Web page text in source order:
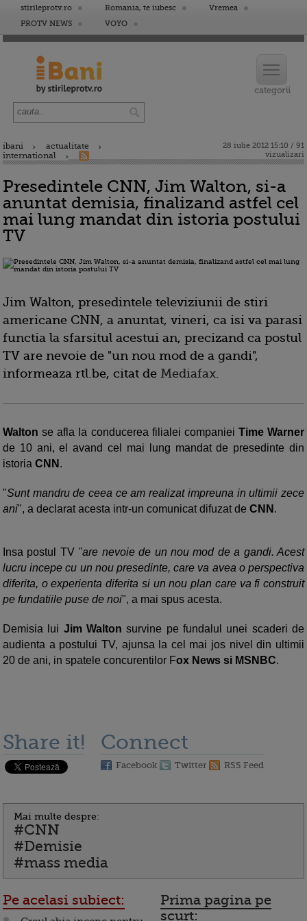
stirileprotv.ro Romania, te iubesc
Vremea
PROTV NEWS
VOYO
ibani
actualitate
international
28 iulie 2012 15:10 / 91
vizualizari
Presedintele CNN, Jim Walton, si-a
anuntat demisia, finalizand astfel cel
mai lung mandat din istoria postului
TV
Jim Walton, presedintele televiziunii de stiri
americane CNN, a anuntat, vineri, ca isi va parasi
functia la sfarsitul acestui an, precizand ca postul
TV are nevoie de "un nou mod de a gandi",
informeaza rtl.be, citat de Mediafax.
Walton se afla la conducerea filialei companiei Time Warner
de 10 ani, el avand cel mai lung mandat de presedinte din
istoria CNN .
"Sunt mandru de ceea ce am realizat impreuna in ultimii zece
ani", a declarat acesta intr-un comunicat difuzat de CNN .
Insa postul TV "are nevoie de un nou mod de a gandi. Acest
lucru incepe cu un nou presedinte, care va avea o perspectiva
diferita, o experienta diferita si un nou plan care va fi construit
pe fundatiile puse de noi", a mai spus acesta.
Demisia lui Jim Waltonsurvine pe fundalul unei scaderi de
audienta a postului TV, ajunsa la cel mai jos nivel din ultimii
20 de ani, in spatele concurentilor Fox News si MSNBC.
Share it! Connect
Facebook Twitter RSS Feed
Mai multe despre:
#CNN
#Demisie
#mass media
Pe acelasi subiect:
Prima pagina pe
scurt: